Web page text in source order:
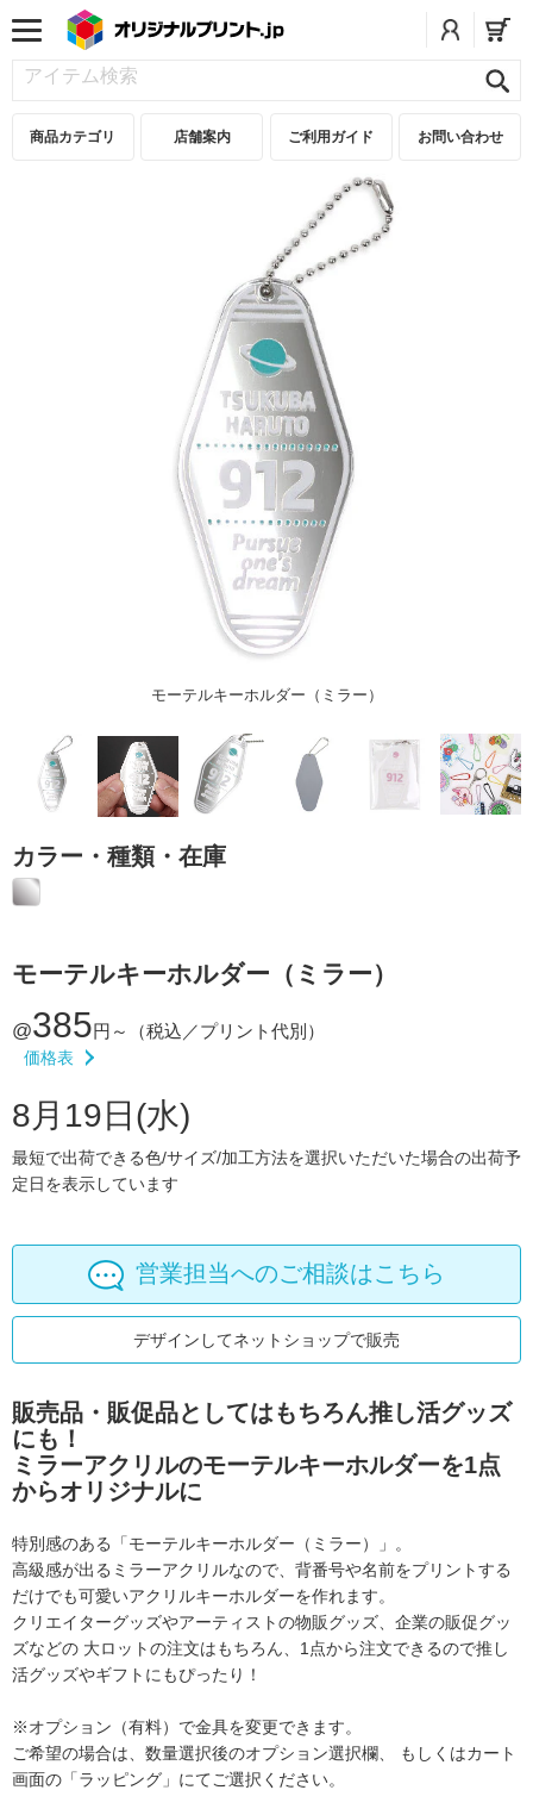
商品カテゴリ 店舗案内 ご利用ガイド お問い合わせ
モーテルキーホルダー（ミラー）
カラー・種類・在庫
モーテルキーホルダー（ミラー）
@385円～ （税込／プリント代別）
価格表
8月19日(水)
最短で出荷できる色/サイズ/加工方法を選択いただいた場合の出荷予
定日を表示しています
営業担当へのご相談はこちら
デザインしてネットショップで販売
販売品・販促品としてはもちろん推し活グッズ
にも！
ミラーアクリルのモーテルキーホルダーを1点
からオリジナルに
特別感のある「モーテルキーホルダー（ミラー）」。
高級感が出るミラーアクリルなので、背番号や名前をプリントする
だけでも可愛いアクリルキーホルダーを作れます。
クリエイターグッズやアーティストの物販グッズ、企業の販促グッ
ズなどの 大ロットの注文はもちろん、1点から注文できるので推し
活グッズやギフトにもぴったり！
※オプション（有料）で金具を変更できます。
ご希望の場合は、数量選択後のオプション選択欄、
もしくはカート
画面の「ラッピング」にてご選択ください。